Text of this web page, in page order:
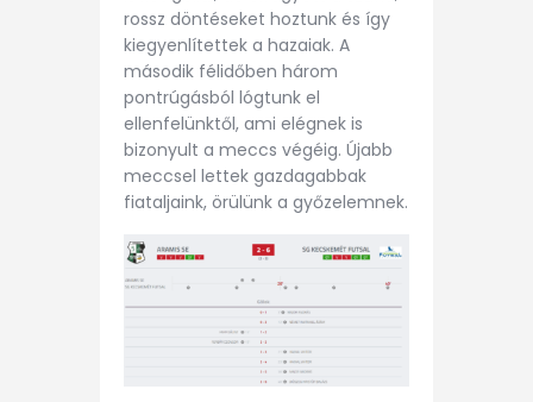
rossz döntéseket hoztunk és így
kiegyenlítettek a hazaiak. A
második félidőben három
pontrúgásból lógtunk el
ellenfelünktől, ami elégnek is
bizonyult a meccs végéig. Újabb
meccsel lettek gazdagabbak
fiataljaink, örülünk a győzelemnek.